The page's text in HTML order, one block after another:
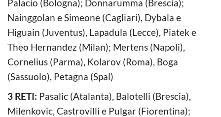
Palacio (Bologna); Donnarumma (Brescia);
Nainggolan e Simeone (Cagliari), Dybala e
Higuain (Juventus), Lapadula (Lecce), Piatek e
Theo Hernandez (Milan); Mertens (Napoli),
Cornelius (Parma), Kolarov (Roma), Boga
(Sassuolo), Petagna (Spal)
3 RETI: Pasalic (Atalanta), Balotelli (Brescia),
Milenkovic, Castrovilli e Pulgar (Fiorentina);